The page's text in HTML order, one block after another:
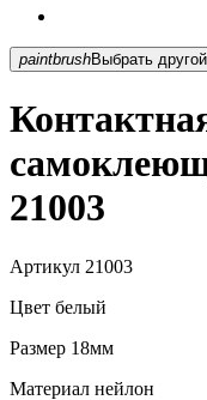
paintbrush
21003
Артикул 21003
Цвет белый
Размер 18мм
Материал нейлон